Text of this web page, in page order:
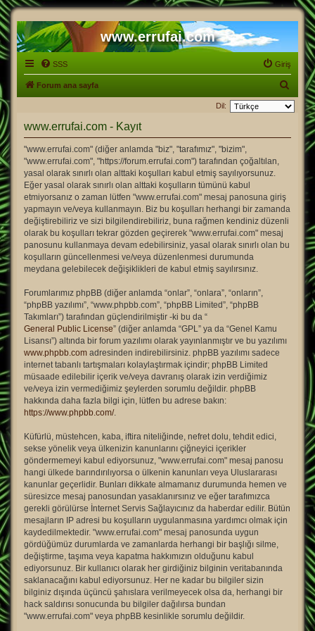
www.errufai.com
SSS Giriş
Forum ana sayfa
r
Dil:
www.errufai.com - Kayıt
"www.errufai.com" (diğer anlamda "biz", "tarafımız", "bizim",
"www.errufai.com", "https://forum.errufai.com") tarafından çoğaltılan,
yasal olarak sınırlı olan alttaki koşulları kabul etmiş sayılıyorsunuz.
Eğer yasal olarak sınırlı olan alttaki koşulların tümünü kabul
etmiyorsanız o zaman lütfen "www.errufai.com" mesaj panosuna giriş
yapmayın ve/veya kullanmayın. Biz bu koşulları herhangi bir zamanda
değiştirebiliriz ve sizi bilgilendirebiliriz, buna rağmen kendiniz düzenli
olarak bu koşulları tekrar gözden geçirerek "www.errufai.com" mesaj
panosunu kullanmaya devam edebilirsiniz, yasal olarak sınırlı olan bu
koşulların güncellenmesi ve/veya düzenlenmesi durumunda
meydana gelebilecek değişiklikleri de kabul etmiş sayılırsınız.
Forumlarımız phpBB (diğer anlamda “onlar”, “onlara”, “onların”,
“phpBB yazılımı”, “www.phpbb.com”, “phpBB Limited”, “phpBB
Takımları”) tarafından güçlendirilmiştir -ki bu da “
General Public License” (diğer anlamda “GPL” ya da “Genel Kamu
Lisansı”) altında bir forum yazılımı olarak yayınlanmıştır ve bu yazılımı
www.phpbb.com adresinden indirebilirsiniz. phpBB yazılımı sadece
internet tabanlı tartışmaları kolaylaştırmak içindir; phpBB Limited
müsaade edilebilir içerik ve/veya davranış olarak izin verdiğimiz
ve/veya izin vermediğimiz şeylerden sorumlu değildir. phpBB
hakkında daha fazla bilgi için, lütfen bu adrese bakın:
https://www.phpbb.com/.
Küfürlü, müstehcen, kaba, iftira niteliğinde, nefret dolu, tehdit edici,
sekse yönelik veya ülkenizin kanunlarını çiğneyici içerikler
göndermemeyi kabul ediyorsunuz, "www.errufai.com" mesaj panosu
hangi ülkede barındırılıyorsa o ülkenin kanunları veya Uluslararası
kanunlar geçerlidir. Bunları dikkate almamanız durumunda hemen ve
süresizce mesaj panosundan yasaklanırsınız ve eğer tarafımızca
gerekli görülürse İnternet Servis Sağlayıcınız da haberdar edilir. Bütün
mesajların IP adresi bu koşulların uygulanmasına yardımcı olmak için
kaydedilmektedir. "www.errufai.com" mesaj panosunda uygun
gördüğümüz durumlarda ve zamanlarda herhangi bir başlığı silme,
değiştirme, taşıma veya kapatma hakkımızın olduğunu kabul
ediyorsunuz. Bir kullanıcı olarak her girdiğiniz bilginin veritabanında
saklanacağını kabul ediyorsunuz. Her ne kadar bu bilgiler sizin
bilginiz dışında üçüncü şahıslara verilmeyecek olsa da, herhangi bir
hack saldırısı sonucunda bu bilgiler dağılırsa bundan
"www.errufai.com" veya phpBB kesinlikle sorumlu değildir.